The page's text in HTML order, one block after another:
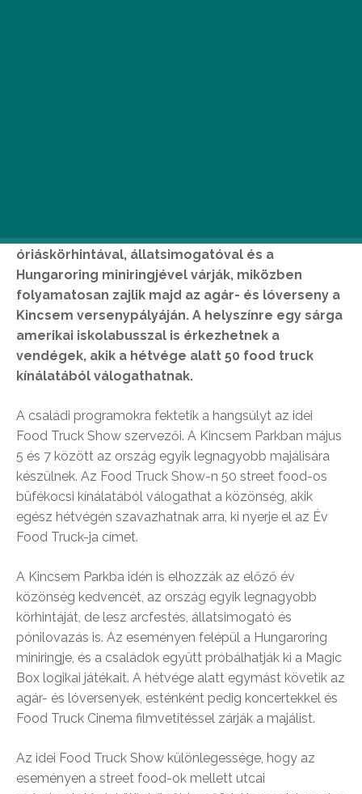
gyerekeket többek között
óriáskörhintával, állatsimogatóval és a
Hungaroring miniringjével várják, miközben
folyamatosan zajlik majd az agár- és lóverseny a
Kincsem versenypályáján. A helyszínre egy sárga
amerikai iskolabusszal is érkezhetnek a
vendégek, akik a hétvége alatt 50 food truck
kínálatából válogathatnak.
A családi programokra fektetik a hangsúlyt az idei
Food Truck Show szervezői. A Kincsem Parkban május
5 és 7 között az ország egyik legnagyobb majálisára
készülnek. Az Food Truck Show-n 50 street food-os
büfékocsi kínálatából válogathat a közönség, akik
egész hétvégén szavazhatnak arra, ki nyerje el az Év
Food Truck-ja címet.
A Kincsem Parkba idén is elhozzák az előző év
közönség kedvencét, az ország egyik legnagyobb
körhintáját, de lesz arcfestés, állatsimogató és
pónilovazás is. Az eseményen felépül a Hungaroring
miniringje, és a családok együtt próbálhatják ki a Magic
Box logikai játékait. A hétvége alatt egymást követik az
agár- és lóversenyek, esténként pedig koncertekkel és
Food Truck Cinema filmvetítéssel zárják a majálist.
Az idei Food Truck Show különlegessége, hogy az
eseményen a street food-ok mellett utcai